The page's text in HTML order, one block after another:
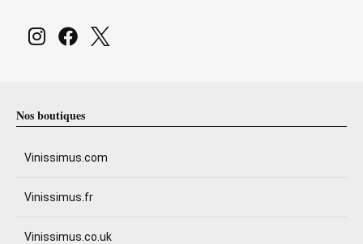
Nos boutiques
Vinissimus.com
Vinissimus.fr
Vinissimus.co.uk